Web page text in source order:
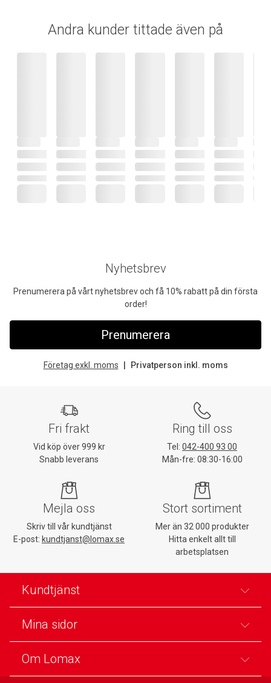
Andra kunder tittade även på
Nyhetsbrev
Prenumerera på vårt nyhetsbrev och få 10% rabatt på din första
order!
Prenumerera
Företag exkl. moms Privatperson inkl. moms
Fri frakt
Vid köp över 999 kr
Snabb leverans
Ring till oss
Tel: 042-400 93 00
Mån-fre: 08:30-16:00
Mejla oss
Skriv till vår kundtjänst
E-post: kundtjanst@lomax.se
Stort sortiment
Mer än 32 000 produkter
Hitta enkelt allt till
arbetsplatsen
Kundtjänst
Mina sidor
Om Lomax